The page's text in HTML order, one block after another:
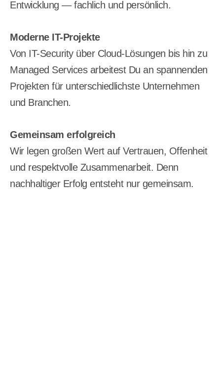
Entwicklung — fachlich und persönlich.
Moderne IT-Projekte
Von IT-Security über Cloud-Lösungen bis hin zu
Managed Services arbeitest Du an spannenden
Projekten für unterschiedlichste Unternehmen
und Branchen.
Gemeinsam erfolgreich
Wir legen großen Wert auf Vertrauen, Offenheit
und respektvolle Zusammenarbeit. Denn
nachhaltiger Erfolg entsteht nur gemeinsam.